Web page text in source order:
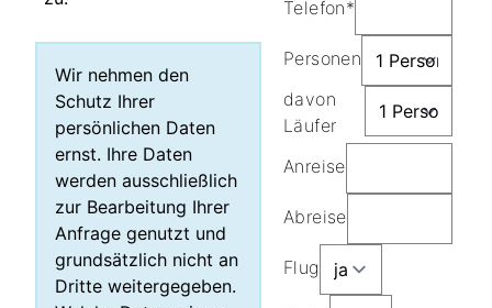
Wir nehmen den
Schutz Ihrer
persönlichen Daten
ernst. Ihre Daten
werden ausschließlich
zur Bearbeitung Ihrer
Anfrage genutzt und
grundsätzlich nicht an
Dritte weitergegeben.
Telefon*
Personen
davon
Läufer
Anreise
Abreise
Flug